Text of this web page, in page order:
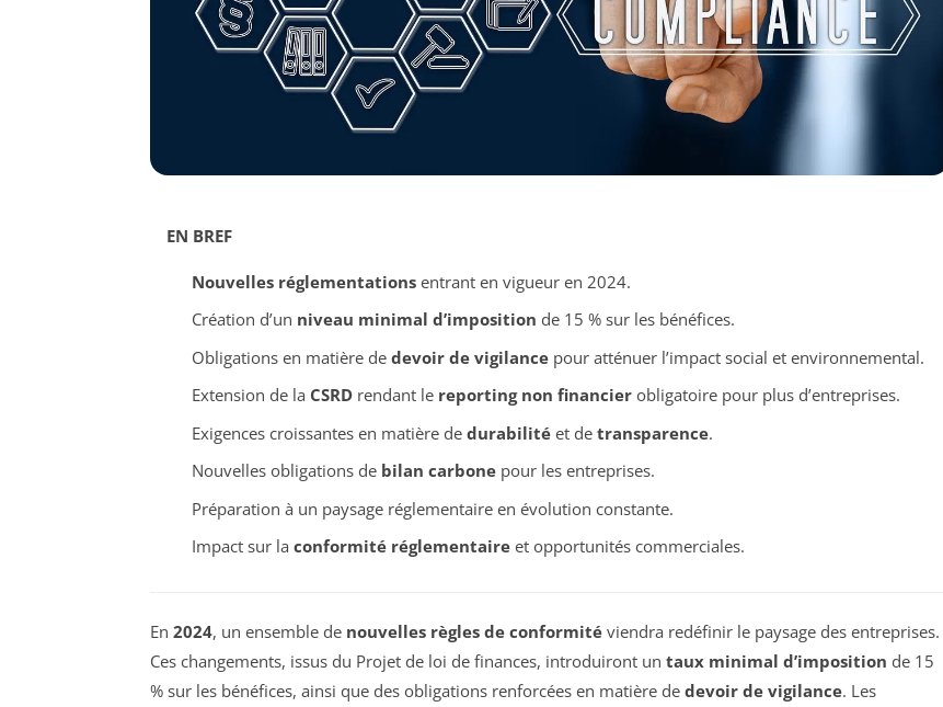
EN BREF
Nouvelles réglementationsentrant en vigueur en 2024.
Création d’un niveau minimal d’imposition de 15 % sur les bénéfices.
Obligations en matière de devoir de vigilancepour atténuer l’impact social et environnemental.
Extension de la CSRDrendant le reporting non financierobligatoire pour plus d’entreprises.
Exigences croissantes en matière de durabilitéet de transparence.
Nouvelles obligations de bilan carbonepour les entreprises.
Préparation à un paysage réglementaire en évolution constante.
Impact sur la conformité réglementaireet opportunités commerciales.
En 2024, un ensemble de nouvelles règles de conformité viendra redéfinir le paysage des entreprises.
Ces changements, issus du Projet de loi de finances, introduiront un taux minimal d’imposition de 15
% sur les bénéfices, ainsi que des obligations renforcées en matière de devoir de vigilance. Les